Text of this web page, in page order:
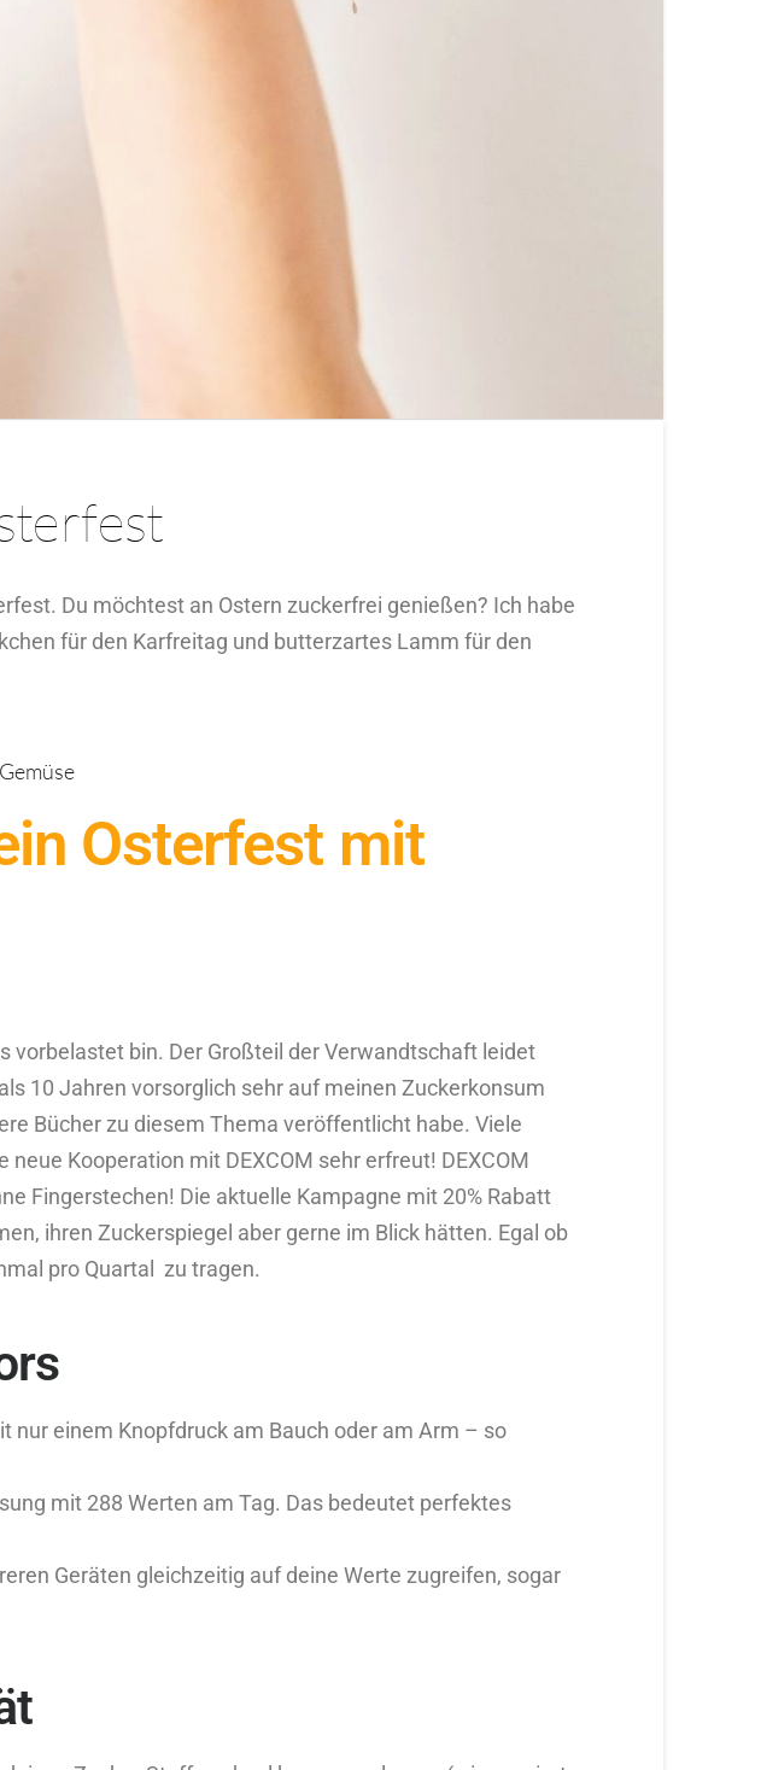
Du möchtest an Ostern zuckerfrei genießen? Ich habe
für den Karfreitag und butterzartes Lamm für den
Osterfest mit
vorbelastet bin. Der Großteil der Verwandtschaft leidet
10 Jahren vorsorglich sehr auf meinen Zuckerkonsum
Bücher zu diesem Thema veröffentlicht habe. Viele
Kooperation mit DEXCOM sehr erfreut! DEXCOM
Fingerstechen! Die aktuelle Kampagne mit 20% Rabatt
ihren Zuckerspiegel aber gerne im Blick hätten. Egal ob
pro Quartal zu tragen.
nur einem Knopfdruck am Bauch oder am Arm – so
mit 288 Werten am Tag. Das bedeutet perfektes
Geräten gleichzeitig auf deine Werte zugreifen, sogar